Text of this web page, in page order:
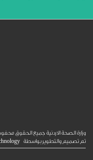
الصحة الاردنية جميع الحقوق محفوظة2026
والتطوير بواسطة Echo Technology